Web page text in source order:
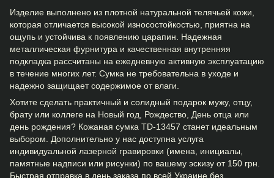
Изделие выполнено из плотной натуральной телячьей кожи,
которая отличается высокой износостойкостью, приятна на
ощупь и устойчива к появлению царапин. Надежная
металлическая фурнитура и качественная внутренняя
подкладка рассчитаны на ежедневную активную эксплуатацию
в течение многих лет. Сумка не требовательна в уходе и
надежно защищает содержимое от влаги.
Хотите сделать практичный и солидный подарок мужу, отцу,
брату или коллеге на Новый год, Рождество, День отца или
день рождения? Кожаная сумка TD-13457 станет идеальным
выбором. Дополнительно у нас доступна услуга
индивидуальной лазерной гравировки (имена, инициалы,
памятные надписи или рисунки) по вашему эскизу от 150 грн.
Быстрая отправка в день заказа по всей Украине без